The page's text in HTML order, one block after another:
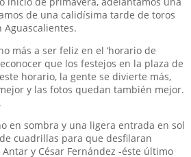
de una calidísima tarde de toros
Aguascalientes.
más a ser feliz en el ‘horario de
que los festejos en la plaza de
horario, la gente se divierte más,
y las fotos quedan también mejor.
en sombra y una ligera entrada en sol
cuadrillas para que desfilaran
y César Fernández -éste último